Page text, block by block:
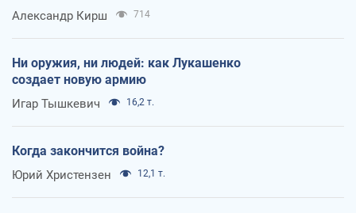
Александр Кирш 714
Ни оружия, ни людей: как Лукашенко
создает новую армию
Игар Тышкевич 16,2 т.
Когда закончится война?
Юрий Христензен 12,1 т.